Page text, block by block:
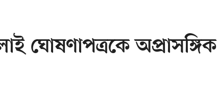
ঘোষণাপত্রকে অপ্রাসঙ্গিক